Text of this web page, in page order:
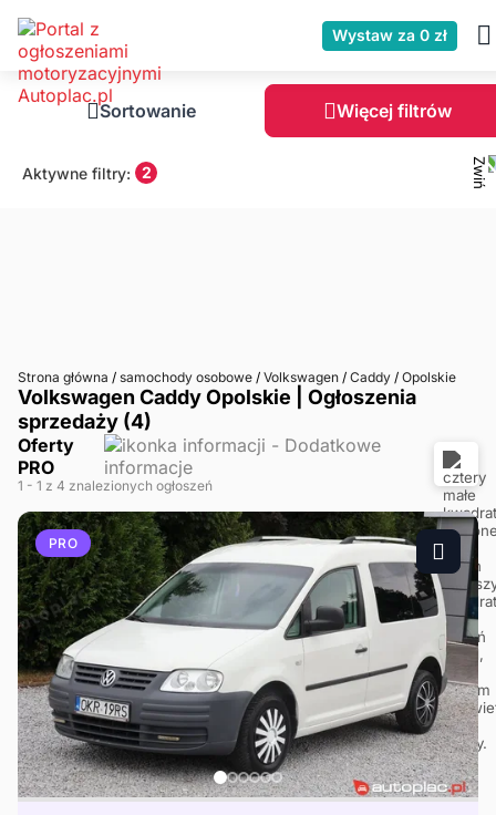
Wystaw za 0 zł
Sortowanie Więcej filtrów
Aktywne filtry: 2
Strona główna / samochody osobowe / Volkswagen / Caddy / Opolskie
Volkswagen Caddy Opolskie | Ogłoszenia
sprzedaży (4)
Oferty
PRO
1 - 1 z 4 znalezionych ogłoszeń
PRO